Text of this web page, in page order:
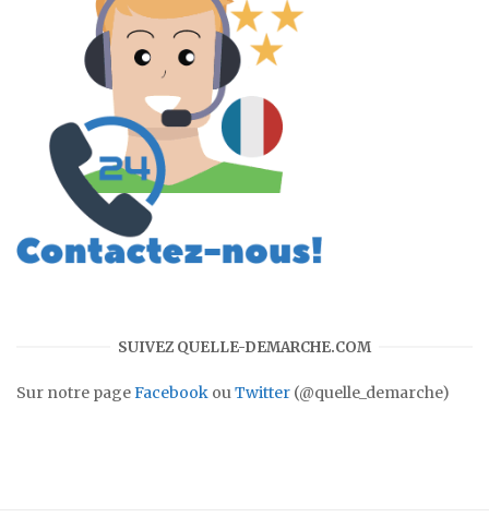
SUIVEZ QUELLE-DEMARCHE.COM
Sur notre pageFacebook ouTwitter (@quelle_demarche)